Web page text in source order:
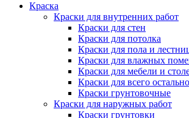
Краска
Краски для внутренних работ
Краски для стен
Краски для потолка
Краски для пола и
Краски для влажных
Краски для мебели и
Краски для всего
Краски грунтовочные
Краски для наружных работ
Краски грунтовки